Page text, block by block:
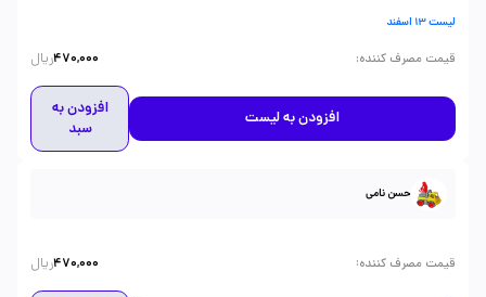
لیست 13 اسفند
قیمت مصرف کننده:
470,000ریال
افزودن به لیست
افزودن به
سبد
حسن نامی
قیمت مصرف کننده:
470,000ریال